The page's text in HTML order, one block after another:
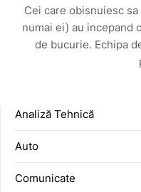
Cei care obisnuiesc
numai ei) au incepand
de bucurie. Echipa
Analiză Tehnică
Auto
Comunicate